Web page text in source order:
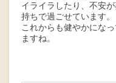
イライラしたり、不安
持ちで過ごせています。
これからも健やかにな
ますね。